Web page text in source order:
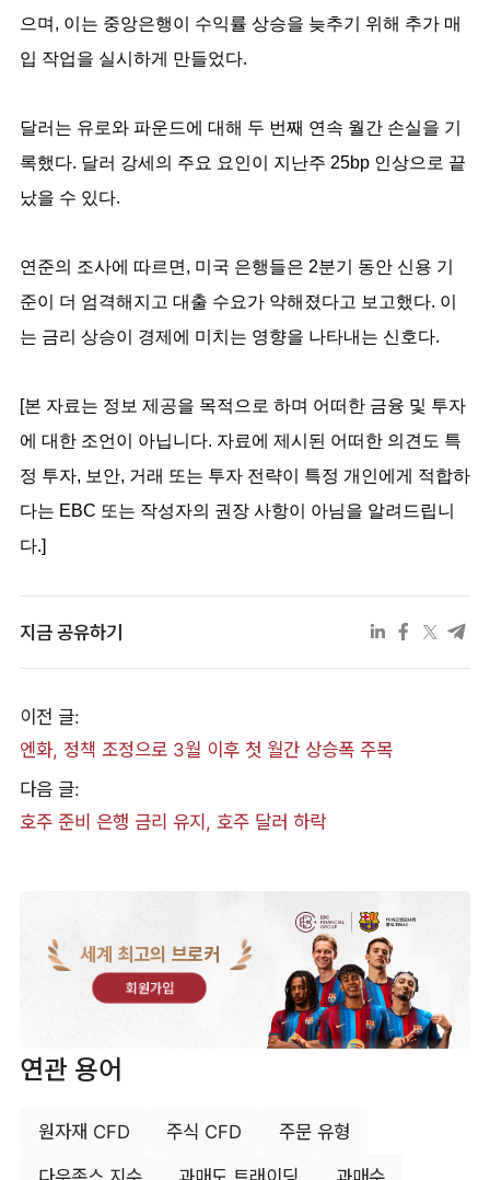
으며, 이는 중앙은행이 수익률 상승을 늦추기 위해 추가 매
입 작업을 실시하게 만들었다.
달러는 유로와 파운드에 대해 두 번째 연속 월간 손실을 기
록했다. 달러 강세의 주요 요인이 지난주 25bp 인상으로 끝
났을 수 있다.
연준의 조사에 따르면, 미국 은행들은 2분기 동안 신용 기
준이 더 엄격해지고 대출 수요가 약해졌다고 보고했다. 이
는 금리 상승이 경제에 미치는 영향을 나타내는 신호다.
[본 자료는 정보 제공을 목적으로 하며 어떠한 금융 및 투자
에 대한 조언이 아닙니다. 자료에 제시된 어떠한 의견도 특
정 투자, 보안, 거래 또는 투자 전략이 특정 개인에게 적합하
다는 EBC 또는 작성자의 권장 사항이 아님을 알려드립니
다.]
지금 공유하기
이전 글:
엔화, 정책 조정으로 3월 이후 첫 월간 상승폭 주목
다음 글:
호주 준비 은행 금리 유지, 호주 달러 하락
세계 최고의 브로커
회원가입
연관 용어
원자재 CFD 주식 CFD 주문 유형